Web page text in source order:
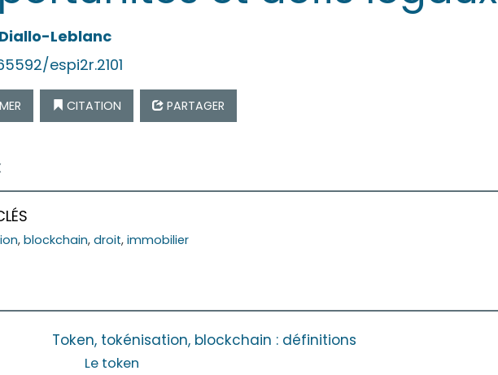
Diallo-Leblanc
espi2r.2101
CITATION PARTAGER
, blockchain, droit, immobilier
Token, tokénisation, blockchain : définitions
Le token